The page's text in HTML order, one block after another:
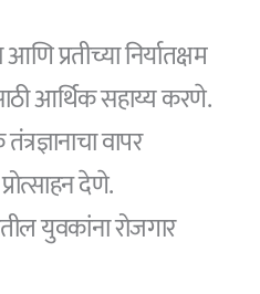
प्रतीच्या निर्यातक्षम
आर्थिक सहाय्य करणे.
वापर
देणे.
युवकांना रोजगार